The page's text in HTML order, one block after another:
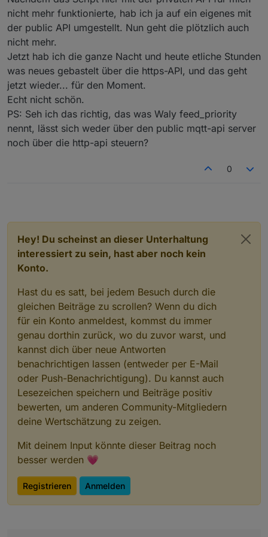
würde mich sehr freuen.
Für das script kann ich dann die benötigten Dinge
bereitstellen, es bräuchte dann jemanden der das
nicht mehr funktionierte, hab ich ja auf ein eigenes mit
der public API umgestellt. Nun geht die plötzlich auch
nicht mehr.
Jetzt hab ich die ganze Nacht und heute etliche Stunden
was neues gebastelt über die https-API, und das geht
jetzt wieder... für den Moment.
Echt nicht schön.
PS: Seh ich das richtig, das was Waly feed_priority
nennt, lässt sich weder über den public mqtt-api server
noch über die http-api steuern?
0
Hey! Du scheinst an dieser Unterhaltung
interessiert zu sein, hast aber noch kein
Konto.
Hast du es satt, bei jedem Besuch durch die
gleichen Beiträge zu scrollen? Wenn du dich
für ein Konto anmeldest, kommst du immer
genau dorthin zurück, wo du zuvor warst, und
kannst dich über neue Antworten
benachrichtigen lassen (entweder per E-Mail
oder Push-Benachrichtigung). Du kannst auch
Lesezeichen speichern und Beiträge positiv
bewerten, um anderen Community-Mitgliedern
deine Wertschätzung zu zeigen.
Mit deinem Input könnte dieser Beitrag noch
besser werden 💗
Registrieren Anmelden